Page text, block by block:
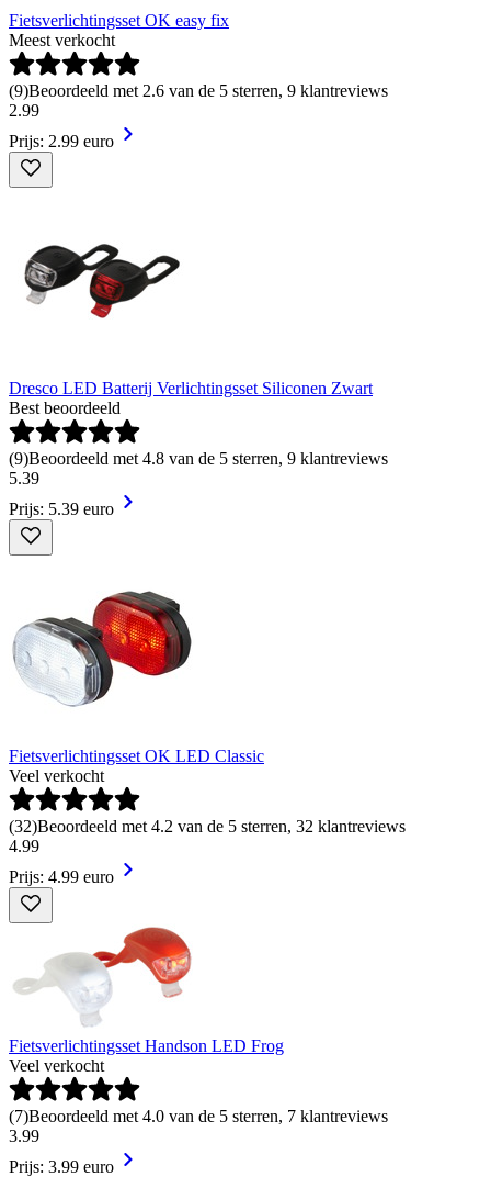
Fietsverlichtingsset OK easy fix
Meest verkocht
(9)Beoordeeld met 2.6 van de 5 sterren, 9 klantreviews
2.99
Prijs: 2.99 euro
Dresco LED Batterij Verlichtingsset Siliconen Zwart
Best beoordeeld
(9)Beoordeeld met 4.8 van de 5 sterren, 9 klantreviews
5.39
Prijs: 5.39 euro
Fietsverlichtingsset OK LED Classic
Veel verkocht
(32)Beoordeeld met 4.2 van de 5 sterren, 32 klantreviews
4.99
Prijs: 4.99 euro
Fietsverlichtingsset Handson LED Frog
Veel verkocht
(7)Beoordeeld met 4.0 van de 5 sterren, 7 klantreviews
3.99
Prijs: 3.99 euro